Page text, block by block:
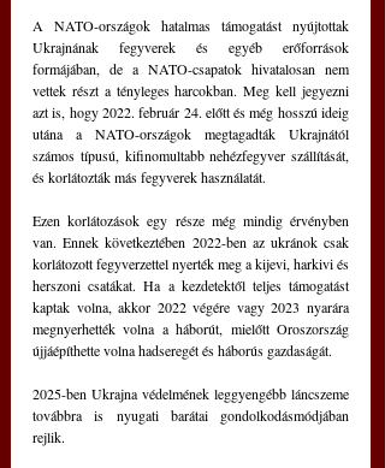
A NATO-országok hatalmas támogatást nyújtottak
Ukrajnának fegyverek és egyéb erőforrások
formájában, de a NATO-csapatok hivatalosan nem
vettek részt a tényleges harcokban. Meg kell jegyezni
azt is, hogy 2022. február 24. előtt és még hosszú ideig
utána a NATO-országok megtagadták Ukrajnától
számos típusú, kifinomultabb nehézfegyver szállítását,
és korlátozták más fegyverek használatát.
Ezen korlátozások egy része még mindig érvényben
van. Ennek következtében 2022-ben az ukránok csak
korlátozott fegyverzettel nyerték meg a kijevi, harkivi és
herszoni csatákat. Ha a kezdetektől teljes támogatást
kaptak volna, akkor 2022 végére vagy 2023 nyarára
megnyerhették volna a háborút, mielőtt Oroszország
újjáépíthette volna hadseregét és háborús gazdaságát.
2025-ben Ukrajna védelmének leggyengébb láncszeme
továbbra is nyugati barátai gondolkodásmódjában
rejlik.